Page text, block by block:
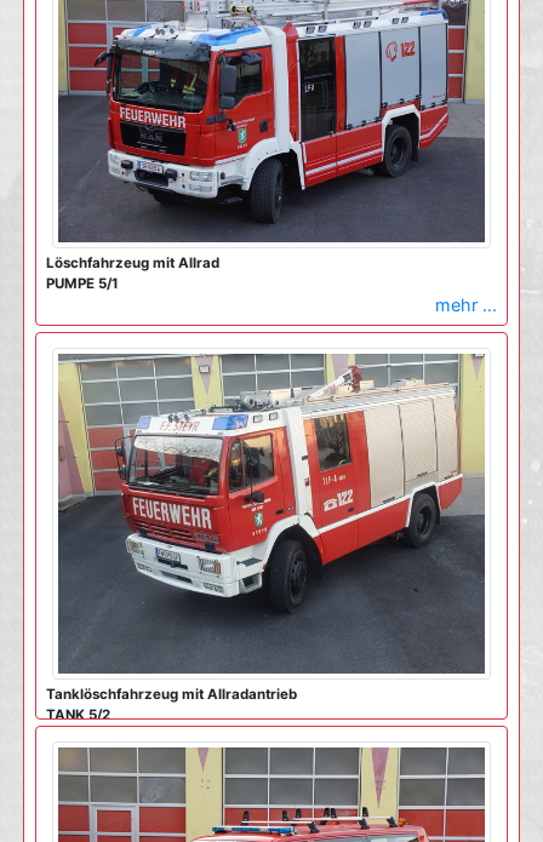
Tanklöschfahrzeug mit Allrad
TANK 5/1
mehr ...
Löschfahrzeug mit Allrad
PUMPE 5/1
mehr ...
Tanklöschfahrzeug mit Allradantrieb
TANK 5/2